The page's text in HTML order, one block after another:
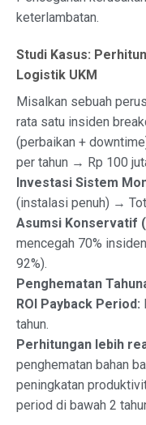
keterlambatan.
Studi Kasus:
Logistik UKM
Misalkan sebuah
rata satu insiden
(perbaikan +
per tahun → Rp 100
Investasi Sistem
(instalasi penuh) →
Asumsi Konservatif
mencegah 70%
92%).
Penghematan
ROI Payback Period:
tahun.
Perhitungan lebih
penghematan bahan
peningkatan
period di bawah 2